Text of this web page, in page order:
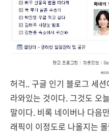
허걱.. 구글 인기 블로그 세
라와있는 것이다. 그것도 오
말이다. 비록 네이버나 다음
래픽이 이정도로 나올지는